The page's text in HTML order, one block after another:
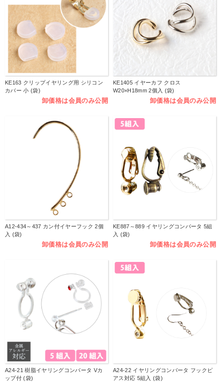
KE163 クリップイヤリング用 シリコン
カバー 小 (袋)
卸価格は会員のみ公開
KE1405 イヤーカフ クロス
W20×H18mm 2個入 (袋)
卸価格は会員のみ公開
A12-434～437 カン付イヤーフック 2個
入 (袋)
卸価格は会員のみ公開
KE887～889 イヤリングコンバータ 5組
入 (袋)
卸価格は会員のみ公開
A24-21 樹脂イヤリングコンバータ Vカ
ップ付 (袋)
A24-22 イヤリングコンバータ フックピ
アス対応 5組入 (袋)